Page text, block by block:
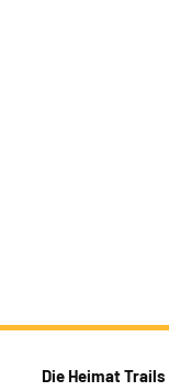
Die Heimat